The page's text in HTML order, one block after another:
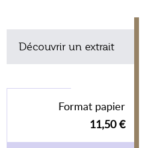
Découvrir un extrait
Format papier
11,50 €